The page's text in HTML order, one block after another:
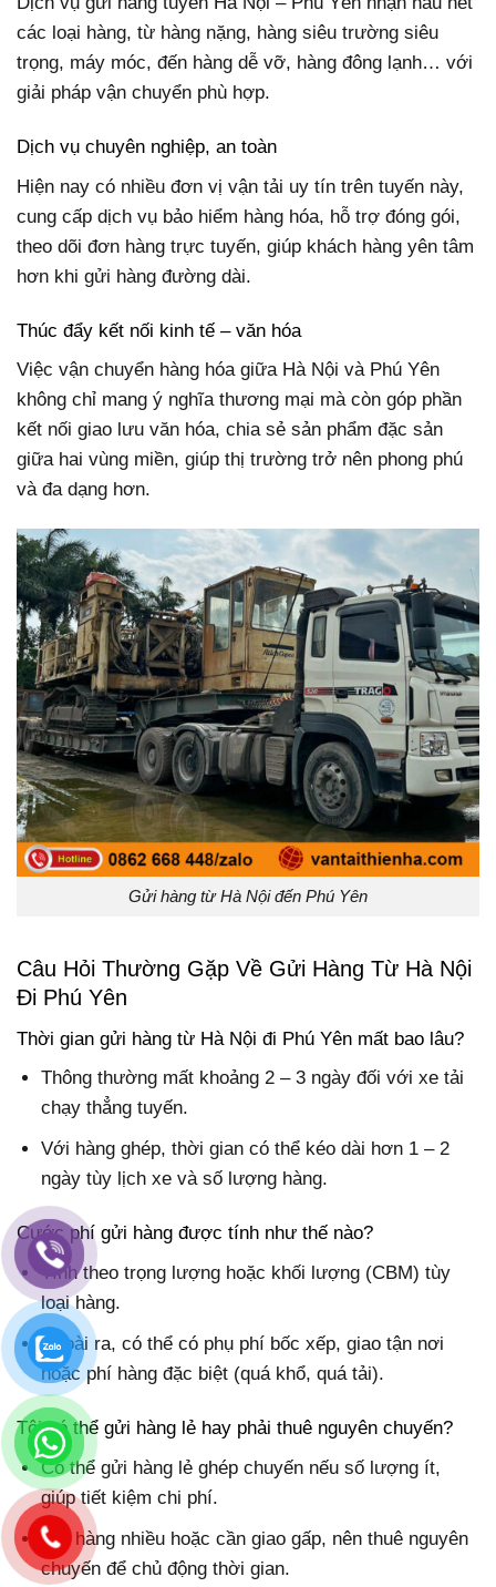
các loại hàng, từ hàng nặng, hàng siêu trường siêu
trọng, máy móc, đến hàng dễ vỡ, hàng đông lạnh… với
giải pháp vận chuyển phù hợp.
Dịch vụ chuyên nghiệp, an toàn
Hiện nay có nhiều đơn vị vận tải uy tín trên tuyến này,
cung cấp dịch vụ bảo hiểm hàng hóa, hỗ trợ đóng gói,
theo dõi đơn hàng trực tuyến, giúp khách hàng yên tâm
hơn khi gửi hàng đường dài.
Thúc đẩy kết nối kinh tế – văn hóa
Việc vận chuyển hàng hóa giữa Hà Nội và Phú Yên
không chỉ mang ý nghĩa thương mại mà còn góp phần
kết nối giao lưu văn hóa, chia sẻ sản phẩm đặc sản
giữa hai vùng miền, giúp thị trường trở nên phong phú
và đa dạng hơn.
Gửi hàng từ Hà Nội đến Phú Yên
Câu Hỏi Thường Gặp Về Gửi Hàng Từ Hà Nội
Đi Phú Yên
Thời gian gửi hàng từ Hà Nội đi Phú Yên mất bao lâu?
Thông thường mất khoảng 2 – 3 ngày đối với xe tải
chạy thẳng tuyến.
Với hàng ghép, thời gian có thể kéo dài hơn 1 – 2
ngày tùy lịch xe và số lượng hàng.
Cước phí gửi hàng được tính như thế nào?
Tính theo trọng lượng hoặc khối lượng (CBM) tùy
loại hàng.
Ngoài ra, có thể có phụ phí bốc xếp, giao tận nơi
hoặc phí hàng đặc biệt (quá khổ, quá tải).
Tôi có thể gửi hàng lẻ hay phải thuê nguyên chuyến?
Có thể gửi hàng lẻ ghép chuyến nếu số lượng ít,
giúp tiết kiệm chi phí.
Với hàng nhiều hoặc cần giao gấp, nên thuê nguyên
chuyến để chủ động thời gian.